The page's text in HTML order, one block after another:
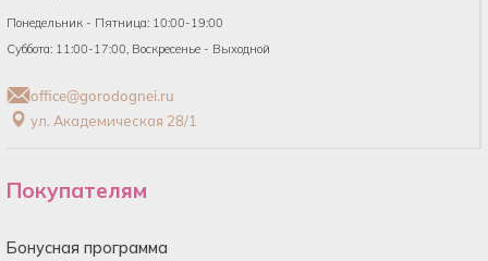
Понедельник - Пятница: 10:00-19:00
Суббота: 11:00-17:00, Воскресенье - Выходной
office@gorodognei.ru
ул. Академическая 28/1
Покупателям
Бонусная программа